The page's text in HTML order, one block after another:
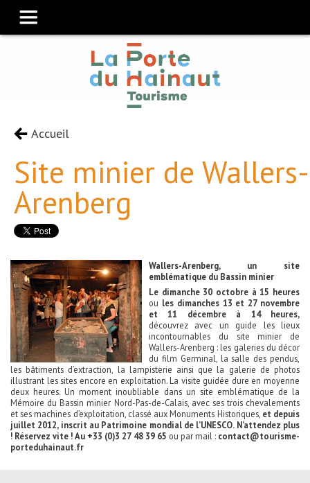
Accueil
Site minier de Wallers-
Arenberg
Wallers-Arenberg, un site
emblématique du Bassin minier
Le dimanche 30 octobre à 15 heures
ou les dimanches 13 et 27 novembre
et 11 décembre à 14 heures,
découvrez avec un guide les lieux
incontournables du site minier de
Wallers-Arenberg : les galeries du décor
du film Germinal, la salle des pendus,
les bâtiments d’extraction, la lampisterie ainsi que la galerie de photos
illustrant les sites encore en exploitation. La visite guidée dure en moyenne
deux heures. Un moment inoubliable dans un site emblématique de la
Mémoire du Bassin minier Nord-Pas-de-Calais, avec ses trois chevalements
et ses machines d’exploitation, classé aux Monuments Historiques, et depuis
juillet 2012, inscrit au Patrimoine mondial de l’UNESCO.N’attendez plus
! Réservez vite ! Au +33 (0)3 27 48 39 65 ou par mail : contact@tourisme-
porteduhainaut.fr